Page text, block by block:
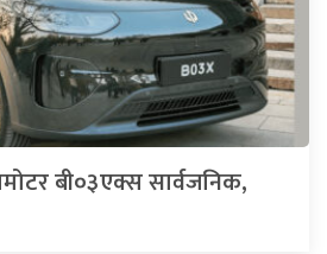
बी०३एक्स सार्वजनिक,